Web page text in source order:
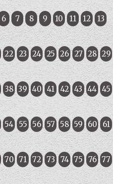
6 7 8 9 10 11 12 13
22 23 24 25 26 27 28 29
38 39 40 41 42 43 44 45
54 55 56 57 58 59 60 61
70 71 72 73 74 75 76 77